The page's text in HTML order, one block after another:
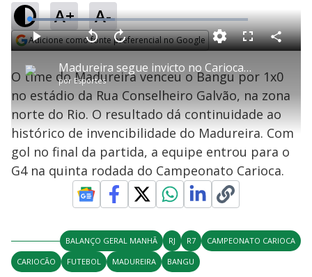
A+ A-
Adicione como fonte preferencial no Google
P
l
a
y
V
Madureira segue invicto no Carioca após vitória contra time do Bangu
por Esportes
P V
t
a
r
e
g
n
d
s
A
n
ç
a
1
s
e
u
n
o
s
o
L
o
a
d
e
:
3
9
0
8
F
l
s
c
e
n
C
o
a
r
i
l
a
O time do Madureira venceu o Bangu por 1x0
no estádio da Rua Conselheiro Galvão, na zona
norte do Rio. O resultado dá continuidade ao
histórico de invencibilidade do Madureira. Com
gol no final da partida, a equipe entrou para o
G4 na quinta rodada do Campeonato Carioca.
BALANÇO GERAL MANHÃ RJ R7
CAMPEONATO CARIOCA
CARIOCÃO
FUTEBOL MADUREIRA BANGU